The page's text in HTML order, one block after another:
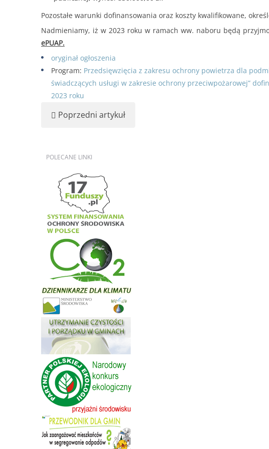
200 000,00 zł
........
Forma dofinansowania: DOTACJA
Termin przyjmowania wniosków: od 30.06.2025 r. do
lub do czasu wyczerpania kwoty naboru.
Kwota naboru na 2025r. na zadania bieżące:
Maksymalna kwota dofinansowania na jedno
......
Pozostałe warunki dofinansowania oraz koszty kwalifikowane,
Nadmieniamy, iż w 2023 roku w ramach ww. naboru będą
ePUAP.
oryginał ogłoszenia
Program: Przedsięwzięcia z zakresu ochrony powietrza dla
świadczących usługi w zakresie ochrony przeciwpożarowej”
2023 roku
Poprzedni artykuł
POLECANE LINKI